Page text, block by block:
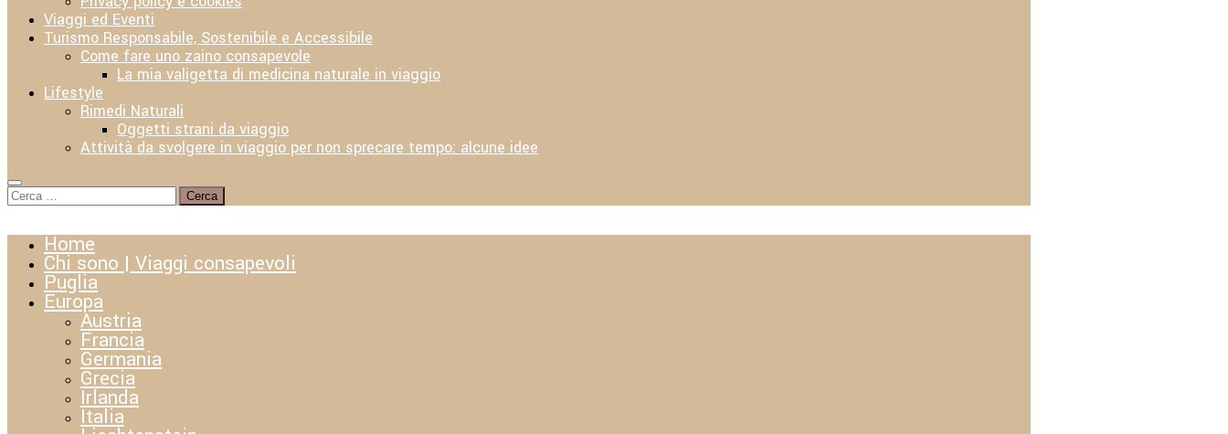
Viaggi ed Eventi
Turismo Responsabile, Sostenibile e Accessibile
Come fare uno zaino consapevole
La mia valigetta di medicina naturale in viaggio
Lifestyle
Rimedi Naturali
Oggetti strani da viaggio
Attività da svolgere in viaggio per non sprecare tempo: alcune idee
Ricerca
per:
Home
Chi sono | Viaggi consapevoli
Puglia
Europa
Austria
Francia
Germania
Grecia
Irlanda
Italia